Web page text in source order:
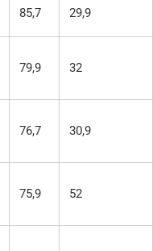
85,7 29,9
79,9 32
76,7 30,9
75,9 52